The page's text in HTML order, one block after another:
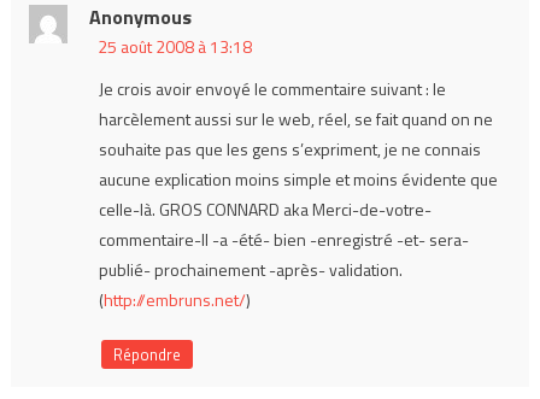
Anonymous
25 août 2008 à 13:18
Je crois avoir envoyé le commentaire suivant : le
harcèlement aussi sur le web, réel, se fait quand on ne
souhaite pas que les gens s’expriment, je ne connais
aucune explication moins simple et moins évidente que
celle-là. GROS CONNARD aka Merci-de-votre-
commentaire-Il -a -été- bien -enregistré -et- sera-
publié- prochainement -après- validation.
(http://embruns.net/)
Répondre